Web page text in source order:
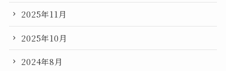
2025年11月
2025年10月
2024年8月